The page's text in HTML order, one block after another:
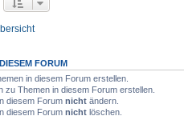
FORUM
in diesem Forum erstellen.
zu Themen in diesem Forum erstellen.
diesem Forum nicht ändern.
diesem Forum nicht löschen.